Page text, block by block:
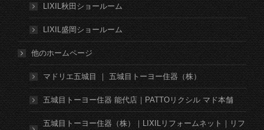
LIXIL秋田ショールーム
LIXIL盛岡ショールーム
他のホームページ
マドリエ五城目 ｜ 五城目トーヨー住器（株）
五城目トーヨー住器 能代店｜PATTOリクシル マド本舗
五城目トーヨー住器（株）｜LIXILリフォームネット｜リフ